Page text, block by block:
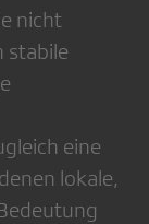
nicht
stabile
eine
lokale,